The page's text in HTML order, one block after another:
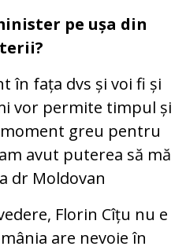
pe ușa din
în fața dvs și voi fi și
vor permite timpul și
greu pentru
avut puterea să mă
dr Moldovan
Florin Cîțu nu e
are nevoie în